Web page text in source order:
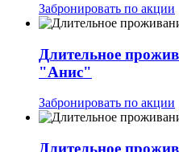
Забронировать по акции
Длительное
"Анис"
Забронировать по акции
Длительное